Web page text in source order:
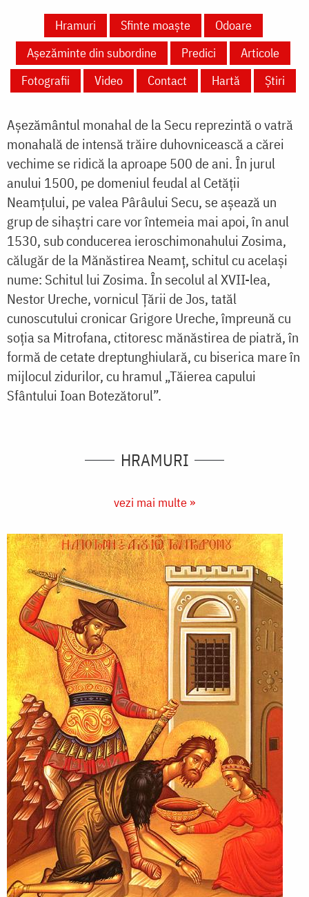
Hramuri Sfinte moaște
Odoare
Așezăminte din subordine
Predici
Articole
Fotografii
Video Contact Hartă Știri
Așezământul monahal de la Secu reprezintă o vatră
monahală de intensă trăire duhovnicească a cărei
vechime se ridică la aproape 500 de ani. În jurul
anului 1500, pe domeniul feudal al Cetății
Neamțului, pe valea Pârâului Secu, se așează un
grup de sihaștri care vor întemeia mai apoi, în anul
1530, sub conducerea ieroschimonahului Zosima,
călugăr de la Mănăstirea Neamț, schitul cu același
nume: Schitul lui Zosima. În secolul al XVII-lea,
Nestor Ureche, vornicul Țării de Jos, tatăl
cunoscutului cronicar Grigore Ureche, împreună cu
soția sa Mitrofana, ctitoresc mănăstirea de piatră, în
formă de cetate dreptunghiulară, cu biserica mare în
mijlocul zidurilor, cu hramul „Tăierea capului
Sfântului Ioan Botezătorul”.
HRAMURI
vezi mai multe »